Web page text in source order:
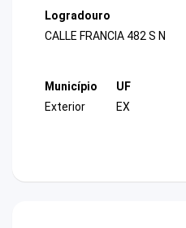
Logradouro
CALLE FRANCIA 482 S N
Município
Exterior
UF
EX